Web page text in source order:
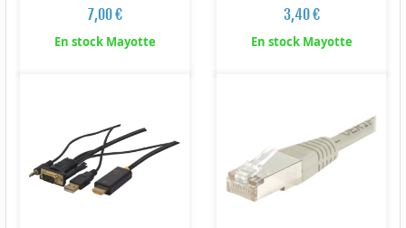
7,00 €
En stock Mayotte
3,40 €
En stock Mayotte